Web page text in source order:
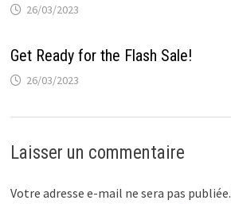
26/03/2023
Get Ready for the Flash Sale!
26/03/2023
Laisser un commentaire
Votre adresse e-mail ne sera pas publiée.